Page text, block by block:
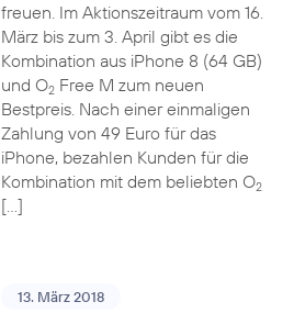
freuen. Im Aktionszeitraum vom 16.
März bis zum 3. April gibt es die
Kombination aus iPhone 8 (64 GB)
und O2Free M zum neuen
Bestpreis. Nach einer einmaligen
Zahlung von 49 Euro für das
iPhone, bezahlen Kunden für die
Kombination mit dem beliebten O2
[…]
13. März 2018